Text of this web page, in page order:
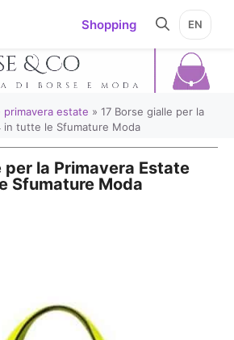
Shopping EN
primavera estate » 17 Borse gialle per la
in tutte le Sfumature Moda
per la Primavera Estate
Sfumature Moda